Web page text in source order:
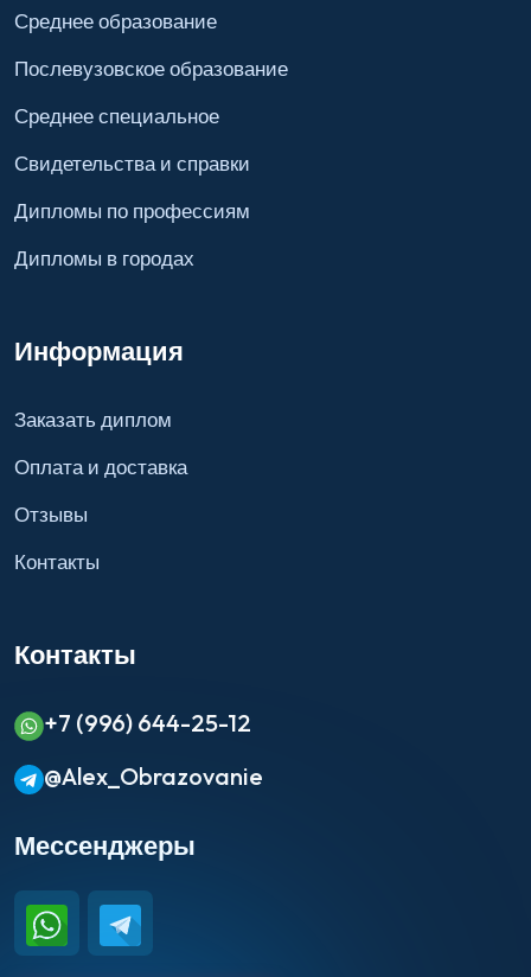
Среднее образование
Послевузовское образование
Среднее специальное
Свидетельства и справки
Дипломы по профессиям
Дипломы в городах
Информация
Заказать диплом
Оплата и доставка
Отзывы
Контакты
Контакты
+7 (996) 644-25-12
@Alex_Obrazovanie
Мессенджеры